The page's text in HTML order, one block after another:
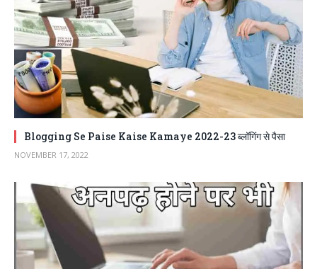
Blogging Se Paise Kaise Kamaye 2022-23 ब्लॉगिंग से पैसा
NOVEMBER 17, 2022